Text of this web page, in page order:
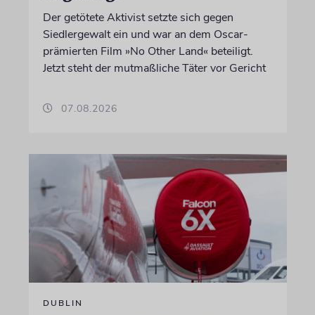
Der getötete Aktivist setzte sich gegen
Siedlergewalt ein und war an dem Oscar-
prämierten Film »No Other Land« beteiligt.
Jetzt steht der mutmaßliche Täter vor Gericht
07.08.2026
DUBLIN